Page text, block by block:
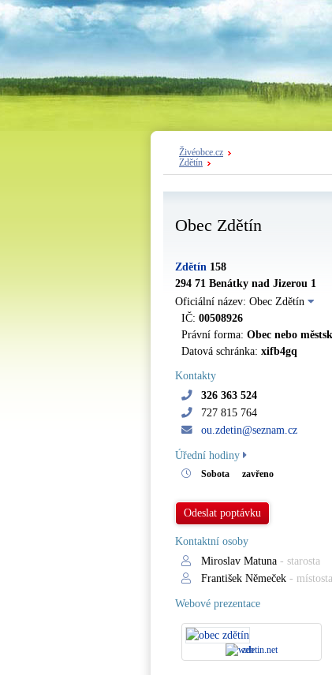
Živéobce.cz
Zdětín
Obec Zdětín
Zdětín 158
294 71 Benátky nad Jizerou 1
Oficiální název: Obec Zdětín
IČ: 00508926
Právní forma: Obec nebo
Datová schránka: xifb4gq
Kontakty
326 363 524
727 815 764
ou.zdetin@seznam.cz
Úřední hodiny
Sobota zavřeno
Odeslat poptávku
Kontaktní osoby
Miroslav Matuna - starosta
František Němeček -
Webové prezentace
zdetin.net